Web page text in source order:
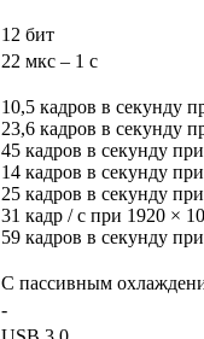
12 бит
22 мкс – 1 с
10,5 кадров в секунду
23,6 кадров в секунду
45 кадров в секунду
14 кадров в секунду
25 кадров в секунду
31 кадр / с при 1920 ×
59 кадров в секунду
С пассивным
-